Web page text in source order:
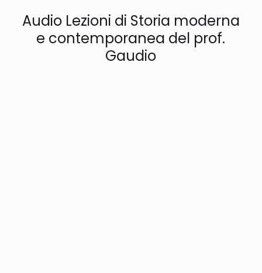
Audio Lezioni di Storia moderna
e contemporanea del prof.
Gaudio